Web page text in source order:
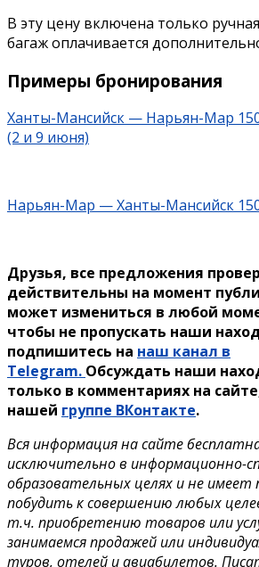
В эту цену включена только
багаж оплачивается
Примеры бронирования
Ханты-Мансийск — Нарьян-Мар
(2 и 9 июня)
Нарьян-Мар — Ханты-Мансийск
Друзья, все предложения
действительны на момент
может измениться в любой
чтобы не пропускать наши
подпишитесь на наш канал в
Telegram. Обсуждать наши
только в комментариях на
нашей группе ВКонтакте.
Вся информация на сайте
исключительно в информационно-
образовательных целях и не имеет
побудить к совершению любых
т.ч. приобретению товаров или
занимаемся продажей или
туров, отелей и авиабилетов.